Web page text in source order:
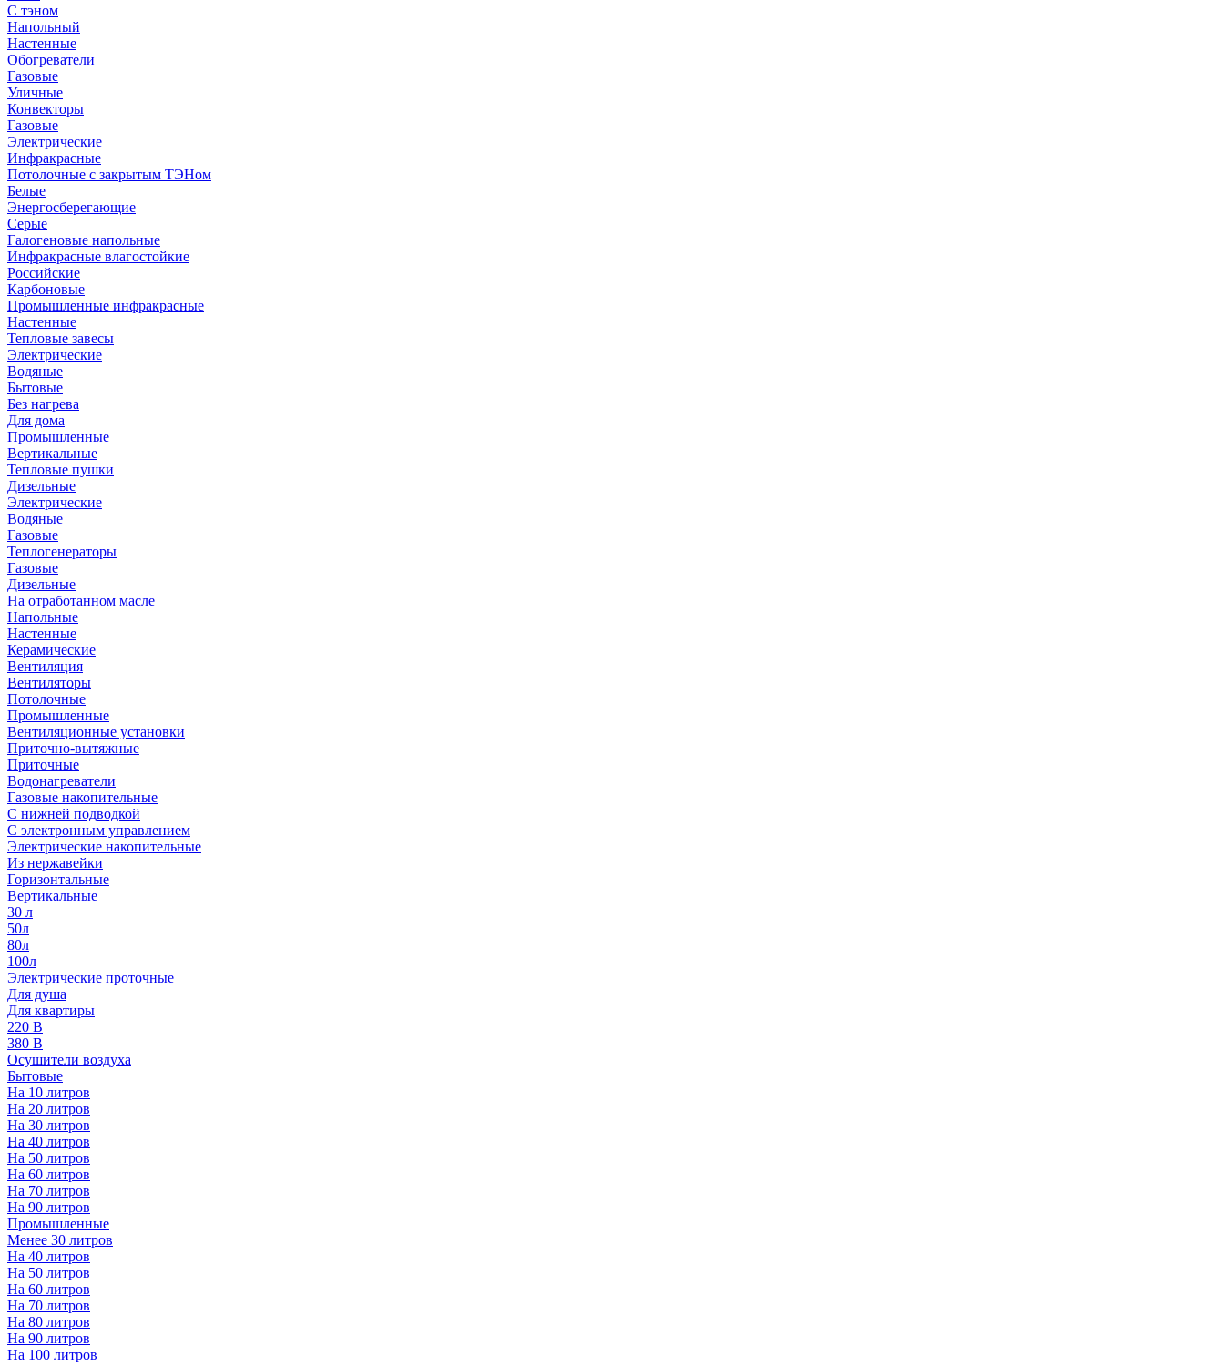
С тэном
Напольный
Настенные
Обогреватели
Газовые
Уличные
Конвекторы
Газовые
Электрические
Инфракрасные
Потолочные с закрытым ТЭНом
Белые
Энергосберегающие
Серые
Галогеновые напольные
Инфракрасные влагостойкие
Российские
Карбоновые
Промышленные инфракрасные
Настенные
Тепловые завесы
Электрические
Водяные
Бытовые
Без нагрева
Для дома
Промышленные
Вертикальные
Тепловые пушки
Дизельные
Электрические
Водяные
Газовые
Теплогенераторы
Газовые
Дизельные
На отработанном масле
Напольные
Настенные
Керамические
Вентиляция
Вентиляторы
Потолочные
Промышленные
Вентиляционные установки
Приточно-вытяжные
Приточные
Водонагреватели
Газовые накопительные
С нижней подводкой
С электронным управлением
Электрические накопительные
Из нержавейки
Горизонтальные
Вертикальные
30 л
50л
80л
100л
Электрические проточные
Для душа
Для квартиры
220 В
380 В
Осушители воздуха
Бытовые
На 10 литров
На 20 литров
На 30 литров
На 40 литров
На 50 литров
На 60 литров
На 70 литров
На 90 литров
Промышленные
Менее 30 литров
На 40 литров
На 50 литров
На 60 литров
На 70 литров
На 80 литров
На 90 литров
На 100 литров